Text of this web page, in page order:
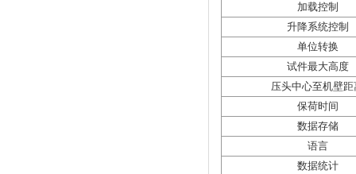
加载控制
升降系统控制
单位转换
试件最大高度
压头中心至机壁距
保荷时间
数据存储
语言
数据统计